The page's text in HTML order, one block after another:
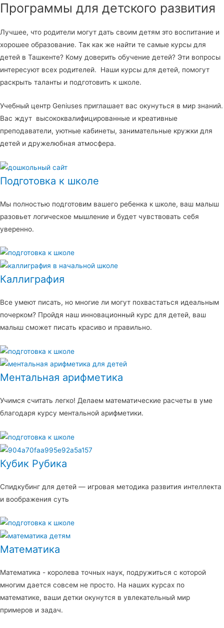
Программы для детского развития
Лучшее, что родители могут дать своим детям это воспитание и
хорошее образование. Так как же найти те самые курсы для
детей в Ташкенте? Кому доверить обучение детей? Эти вопросы
интересуют всех родителей. Наши курсы для детей, помогут
раскрыть таланты и подготовить к школе.
Учебный центр Geniuses приглашает вас окунуться в мир знаний.
Вас ждут высококвалифицированные и креативные
преподаватели, уютные кабинеты, занимательные кружки для
детей и дружелюбная атмосфера.
Подготовка к школе
Мы полностью подготовим вашего ребенка к школе, ваш малыш
разовьет логическое мышление и будет чувствовать себя
уверенно.
Каллиграфия
Все умеют писать, но многие ли могут похвастаться идеальным
почерком? Пройдя наш инновационный курс для детей, ваш
малыш сможет писать красиво и правильно.
Ментальная арифметика
Учимся считать легко! Делаем математические расчеты в уме
благодаря курсу ментальной арифметики.
Кубик Рубика
Спидкубинг для детей — игровая методика развития интеллекта
и воображения суть
Математика
Математика - королева точных наук, подружиться с которой
многим дается совсем не просто. На наших курсах по
математике, ваши детки окунутся в увлекательный мир
примеров и задач.